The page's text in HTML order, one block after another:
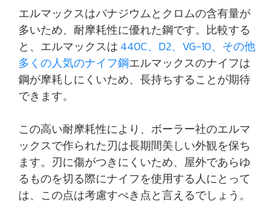
エルマックスはバナジウムとクロムの含有量が
多いため、耐摩耗性に優れた鋼です。比較する
と、エルマックスは 440C、D2、VG-10、その他
多くの人気のナイフ鋼エルマックスのナイフは
鋼が摩耗しにくいため、長持ちすることが期待
できます。
この高い耐摩耗性により、ボーラー社のエルマ
ックスで作られた刃は長期間美しい外観を保ち
ます。刃に傷がつきにくいため、屋外であらゆ
るものを切る際にナイフを使用する人にとって
は、この点は考慮すべき点と言えるでしょう。